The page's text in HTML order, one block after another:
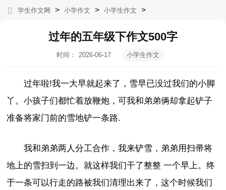
学生作文网 > 小学作文 > 小学生作文 >
过年的五年级下作文500字
时间：
2026-06-17
小学生作文
过年啦!我一大早就起来了，雪早已没过我们的小脚
丫。小孩子们都忙着放鞭炮，可我和弟弟俩却拿起铲子
准备将家门前的雪地铲一条路.
我和弟弟两人分工合作，我来铲雪，弟弟用扫帚将
地上的雪扫到一边。就这样我们干了整整 一个早上。终
于一条可以行走的路被我们清理出来了，这个时候我们